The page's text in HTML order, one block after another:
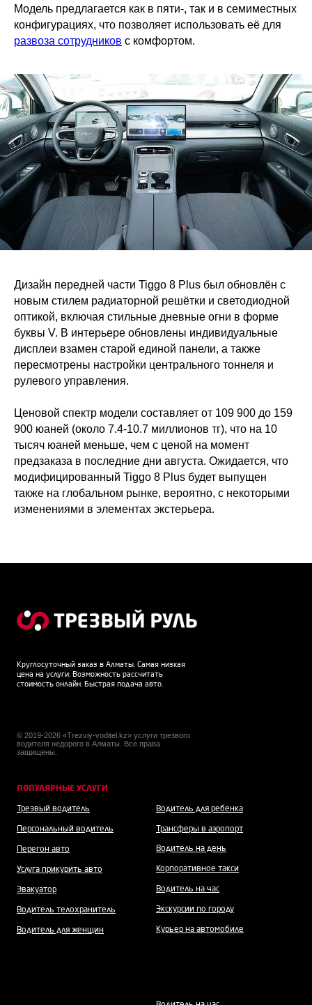
Модель предлагается как в пяти-, так и в семиместных
конфигурациях, что позволяет использовать её для
развоза сотрудников с комфортом.
Дизайн передней части Tiggo 8 Plus был обновлён с
новым стилем радиаторной решётки и светодиодной
оптикой, включая стильные дневные огни в форме
буквы V. В интерьере обновлены индивидуальные
дисплеи взамен старой единой панели, а также
пересмотрены настройки центрального тоннеля и
рулевого управления.
Ценовой спектр модели составляет от 109 900 до 159
900 юаней (около 7.4-10.7 миллионов тг), что на 10
тысяч юаней меньше, чем с ценой на момент
предзаказа в последние дни августа. Ожидается, что
модифицированный Tiggo 8 Plus будет выпущен
также на глобальном рынке, вероятно, с некоторыми
изменениями в элементах экстерьера.
Круглосуточный заказ в Алматы. Самая низкая
цена на услуги. Возможность рассчитать
стоимость онлайн. Быстрая подача авто.
© 2019-2026 «Trezviy-voditel.kz» услуги трезвого
водителя недорого в Алматы. Все права
защищены.
ПОПУЛЯРНЫЕ УСЛУГИ
Трезвый водитель
Персональный водитель
Перегон авто
Услуга прикурить авто
Эвакуатор
Водитель телохранитель
Водитель для женщин
Водитель для ребенка
Трансферы в аэропорт
Водитель на день
Корпоративное такси
Водитель на час
Экскурсии по городу
Курьер на автомобиле